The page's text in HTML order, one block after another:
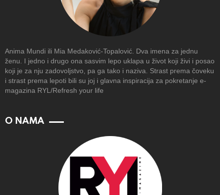
Anima Mundi ili Mia Medaković-Topalović. Dva imena za jednu
ženu. I jedno i drugo ona sasvim lepo uklapa u život koji živi i posao
koji je za nju zadovoljstvo, pa ga tako i naziva. Strast prema čoveku
i strast prema lepoti bili su joj i glavna inspiracija za pokretanje e-
magazina RYL/Refresh your life
O NAMA